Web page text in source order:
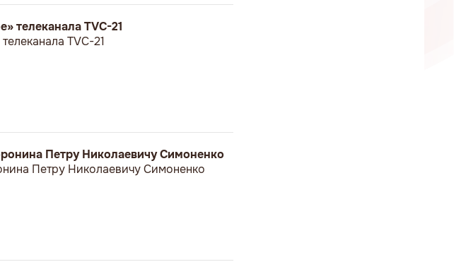
телеканала TVC-21
TVC-21
Петру Николаевичу Симоненко
Петру Николаевичу Симоненко